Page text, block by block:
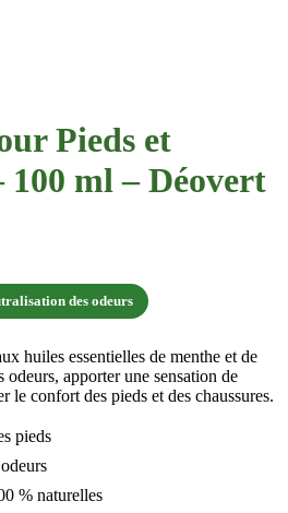
Pieds et
100 ml – Déovert
des odeurs
huiles essentielles de menthe et de
apporter une sensation de
le confort des pieds et des chaussures.
pieds
% naturelles